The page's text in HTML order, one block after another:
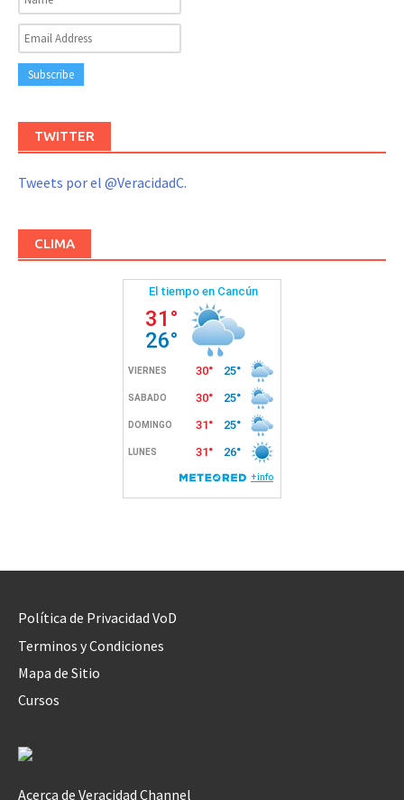
TWITTER
Tweets por el @VeracidadC.
CLIMA
Política de Privacidad VoD
Terminos y Condiciones
Mapa de Sitio
Cursos
Acerca de Veracidad Channel